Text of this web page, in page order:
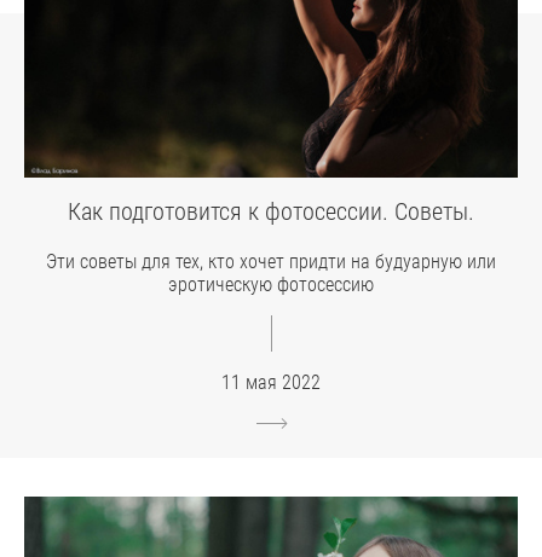
Как подготовится к фотосессии. Советы.
Эти советы для тех, кто хочет придти на будуарную или
эротическую фотосессию
11 мая 2022